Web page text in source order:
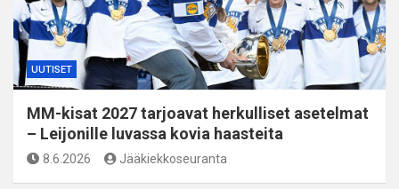
UUTISET
MM-kisat 2027 tarjoavat herkulliset asetelmat
– Leijonille luvassa kovia haasteita
8.6.2026 Jääkiekkoseuranta